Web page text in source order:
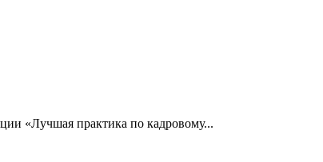
«Лучшая практика по кадровому...